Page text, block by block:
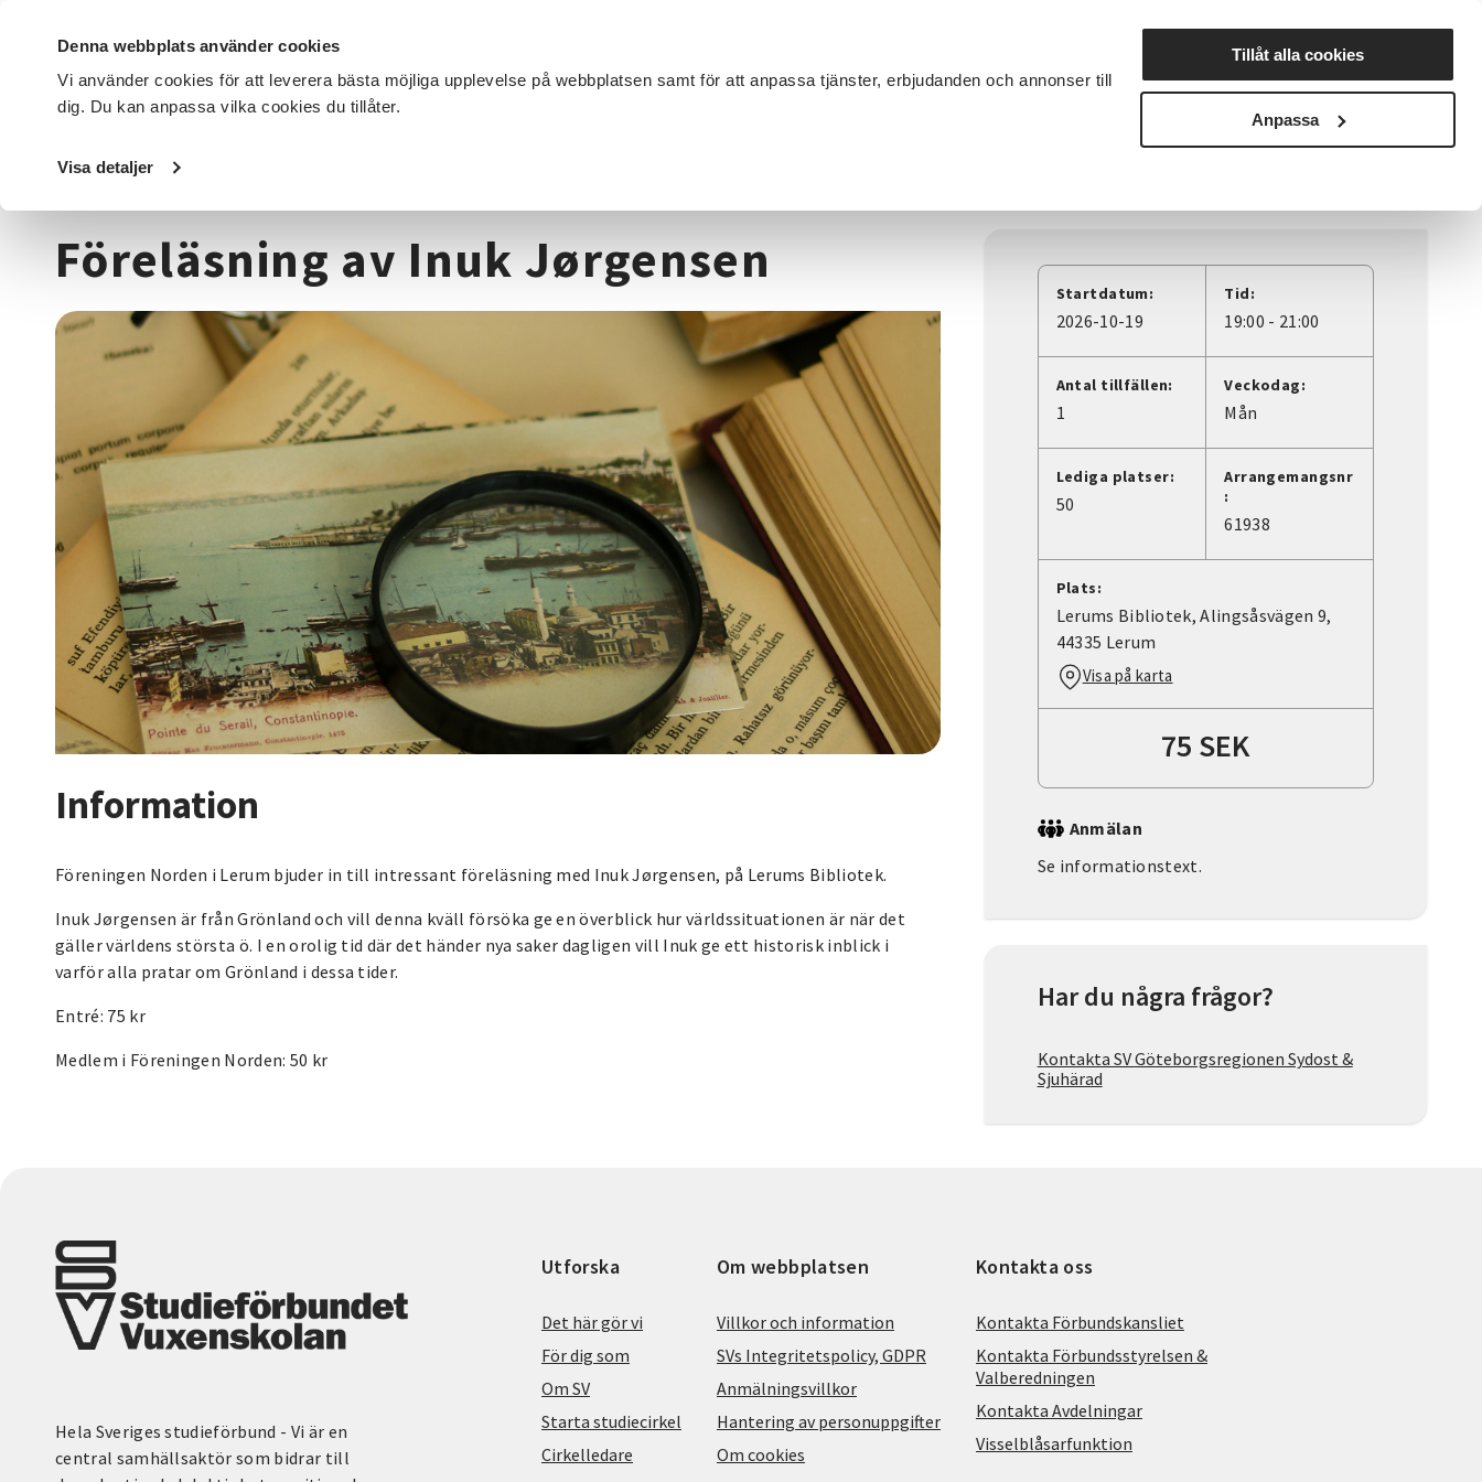
Denna webbplats använder cookies
Vi använder cookies för att leverera bästa möjliga upplevelse på webbplatsen samt för att anpassa tjänster, erbjudanden och annonser till
dig. Du kan anpassa vilka cookies du tillåter.
Visa detaljer
Tillåt alla cookies
Anpassa
DET HÄR GÖR VI FÖR DIG SOM SÖK KURSER OCH EVENEMANG Nyheter Avdelningar
Startsida / Kurser och evenemang
Föreläsning av Inuk Jørgensen
Information
Föreningen Norden i Lerum bjuder in till intressant föreläsning med Inuk Jørgensen, på Lerums Bibliotek.
Inuk Jørgensen är från Grönland och vill denna kväll försöka ge en överblick hur världssituationen är när det
gäller världens största ö. I en orolig tid där det händer nya saker dagligen vill Inuk ge ett historisk inblick i
varför alla pratar om Grönland i dessa tider.
Entré: 75 kr
Medlem i Föreningen Norden: 50 kr
Startdatum:
2026-10-19
Tid:
19:00 - 21:00
Antal tillfällen:
1
Veckodag:
Mån
Lediga platser:
50
Arrangemangsnr
:
61938
Plats:
Lerums Bibliotek, Alingsåsvägen 9,
44335 Lerum
Visa på karta
75 SEK
Anmälan
Se informationstext.
Har du några frågor?
Kontakta SV Göteborgsregionen Sydost &
Sjuhärad
Hela Sveriges studieförbund - Vi är en
central samhällsaktör som bidrar till
Utforska
Det här gör vi
För dig som
Om SV
Starta studiecirkel
Cirkelledare
Om webbplatsen
Villkor och information
SVs Integritetspolicy, GDPR
Anmälningsvillkor
Hantering av personuppgifter
Om cookies
Kontakta oss
Kontakta Förbundskansliet
Kontakta Förbundsstyrelsen &
Valberedningen
Kontakta Avdelningar
Visselblåsarfunktion